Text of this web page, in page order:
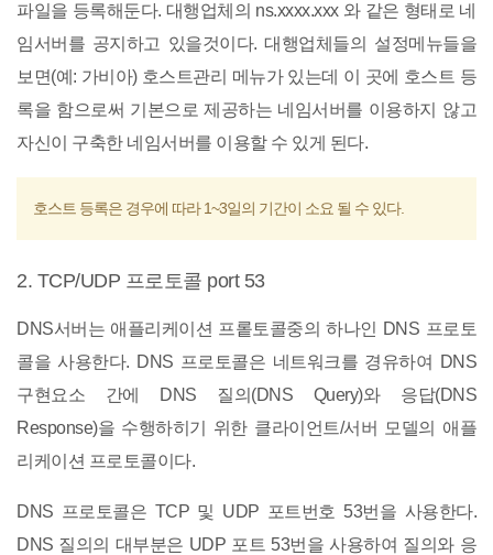
파일을 등록해둔다. 대행업체의 ns.xxxx.xxx 와 같은 형태로 네
임서버를 공지하고 있을것이다. 대행업체들의 설정메뉴들을
보면(예: 가비아) 호스트관리 메뉴가 있는데 이 곳에 호스트 등
록을 함으로써 기본으로 제공하는 네임서버를 이용하지 않고
자신이 구축한 네임서버를 이용할 수 있게 된다.
호스트 등록은 경우에 따라 1~3일의 기간이 소요 될 수 있다.
2. TCP/UDP 프로토콜 port 53
DNS서버는 애플리케이션 프롵토콜중의 하나인 DNS 프로토
콜을 사용한다. DNS 프로토콜은 네트워크를 경유하여 DNS
구현요소 간에 DNS 질의(DNS Query)와 응답(DNS
Response)을 수행하히기 위한 클라이언트/서버 모델의 애플
리케이션 프로토콜이다.
DNS 프로토콜은 TCP 및 UDP 포트번호 53번을 사용한다.
DNS 질의의 대부분은 UDP 포트 53번을 사용하여 질의와 응